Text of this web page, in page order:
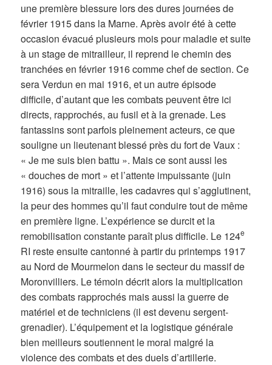
une première blessure lors des dures journées de
février 1915 dans la Marne. Après avoir été à cette
occasion évacué plusieurs mois pour maladie et suite
à un stage de mitrailleur, il reprend le chemin des
tranchées en février 1916 comme chef de section. Ce
sera Verdun en mai 1916, et un autre épisode
difficile, d’autant que les combats peuvent être ici
directs, rapprochés, au fusil et à la grenade. Les
fantassins sont parfois pleinement acteurs, ce que
souligne un lieutenant blessé près du fort de Vaux :
« Je me suis bien battu ». Mais ce sont aussi les
« douches de mort » et l’attente impuissante (juin
1916) sous la mitraille, les cadavres qui s’agglutinent,
la peur des hommes qu’il faut conduire tout de même
en première ligne. L’expérience se durcit et la
remobilisation constante paraît plus difficile. Le 124e
RI reste ensuite cantonné à partir du printemps 1917
au Nord de Mourmelon dans le secteur du massif de
Moronvilliers. Le témoin décrit alors la multiplication
des combats rapprochés mais aussi la guerre de
matériel et de techniciens (il est devenu sergent-
grenadier). L’équipement et la logistique générale
bien meilleurs soutiennent le moral malgré la
violence des combats et des duels d’artillerie.